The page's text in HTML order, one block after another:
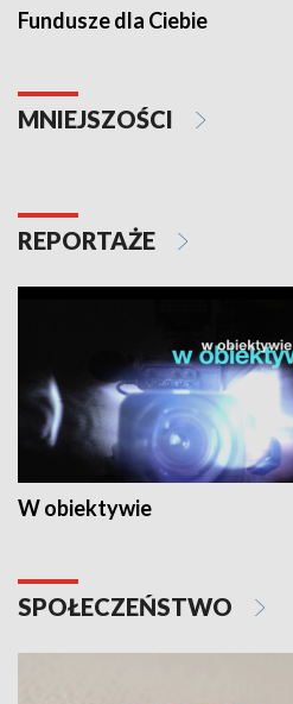
Fundusze dla Ciebie
MNIEJSZOŚCI
REPORTAŻE
W obiektywie
SPOŁECZEŃSTWO